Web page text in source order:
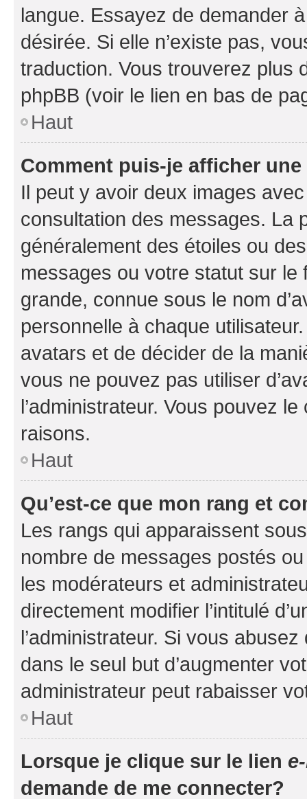
langue. Essayez de demander
désirée. Si elle n’existe pas,
traduction. Vous trouverez plus
phpBB (voir le lien en bas de
Haut
Comment puis-je afficher
Il peut y avoir deux images
consultation des messages. La
généralement des étoiles ou
messages ou votre statut sur
grande, connue sous le nom
personnelle à chaque utilisateur.
avatars et de décider de la
vous ne pouvez pas utiliser
l’administrateur. Vous pouvez
raisons.
Haut
Qu’est-ce que mon rang et
Les rangs qui apparaissent
nombre de messages postés
les modérateurs et
directement modifier l’intitulé
l’administrateur. Si vous
dans le seul but d’augmenter
administrateur peut rabaisser
Haut
Lorsque je clique sur le lien
demande de me connecter?